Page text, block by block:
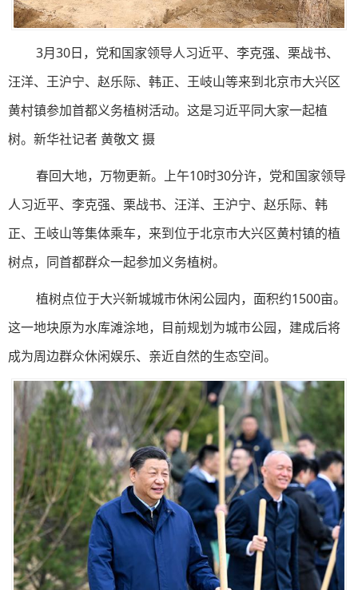
3月30日，党和国家领导人习近平、李克强、栗战书、
汪洋、王沪宁、赵乐际、韩正、王岐山等来到北京市大兴区
黄村镇参加首都义务植树活动。这是习近平同大家一起植
树。新华社记者 黄敬文 摄
春回大地，万物更新。上午10时30分许，党和国家领导
人习近平、李克强、栗战书、汪洋、王沪宁、赵乐际、韩
正、王岐山等集体乘车，来到位于北京市大兴区黄村镇的植
树点，同首都群众一起参加义务植树。
植树点位于大兴新城城市休闲公园内，面积约1500亩。
这一地块原为水库滩涂地，目前规划为城市公园，建成后将
成为周边群众休闲娱乐、亲近自然的生态空间。